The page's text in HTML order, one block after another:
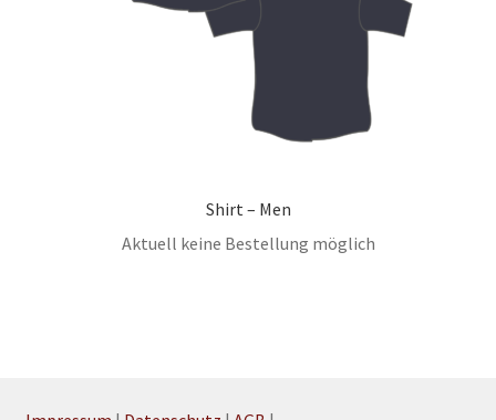
Shirt – Men
Aktuell keine Bestellung möglich